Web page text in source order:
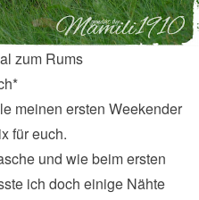
zum Rums
meinen ersten Weekender
für euch.
und wie beim ersten
ich doch einige Nähte